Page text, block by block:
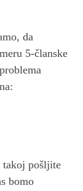
da
5-članske
pošljite
bomo